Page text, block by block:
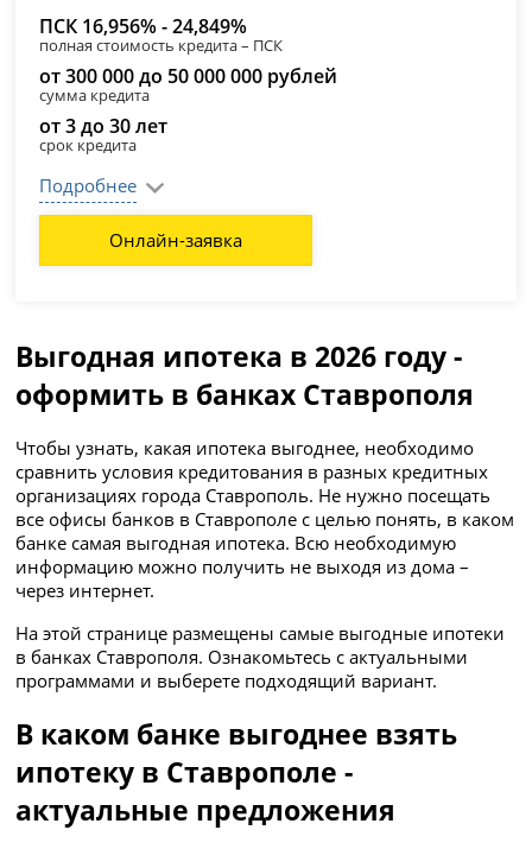
ПСК 16,956% - 24,849%
полная стоимость кредита – ПСК
от 300 000 до 50 000 000 рублей
сумма кредита
от 3 до 30 лет
срок кредита
Подробнее
Онлайн-заявка
Выгодная ипотека в 2026 году -
оформить в банках Ставрополя
Чтобы узнать, какая ипотека выгоднее, необходимо
сравнить условия кредитования в разных кредитных
организациях города Ставрополь. Не нужно посещать
все офисы банков в Ставрополе с целью понять, в каком
банке самая выгодная ипотека. Всю необходимую
информацию можно получить не выходя из дома –
через интернет.
На этой странице размещены самые выгодные ипотеки
в банках Ставрополя. Ознакомьтесь с актуальными
программами и выберете подходящий вариант.
В каком банке выгоднее взять
ипотеку в Ставрополе -
актуальные предложения